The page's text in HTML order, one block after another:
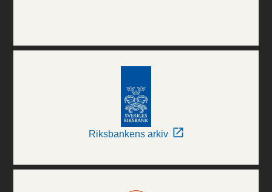
Riksbankens arkiv